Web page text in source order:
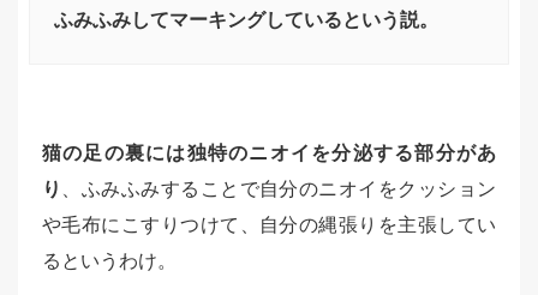
ふみふみしてマーキングしているという説。
猫の足の裏には独特のニオイを分泌する部分があ
り
、ふみふみすることで自分のニオイをクッション
や毛布にこすりつけて、自分の縄張りを主張してい
るというわけ。